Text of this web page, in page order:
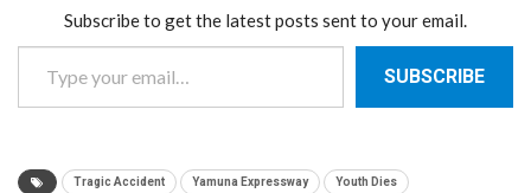
Subscribe to get the latest posts sent to your email.
Type your email…
SUBSCRIBE
Tragic Accident Yamuna Expressway Youth Dies